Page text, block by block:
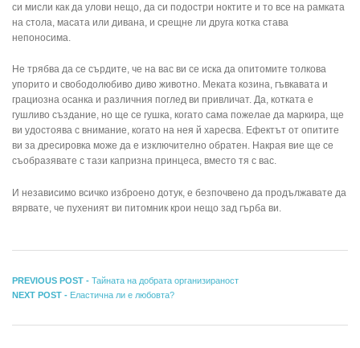
си мисли как да улови нещо, да си подостри ноктите и то все на рамката
на стола, масата или дивана, и срещне ли друга котка става
непоносима.
Не трябва да се сърдите, че на вас ви се иска да опитомите толкова
упорито и свободолюбиво диво животно. Меката козина, гъвкавата и
грациозна осанка и различния поглед ви привличат. Да, котката е
гушливо създание, но ще се гушка, когато сама пожелае да маркира, ще
ви удостоява с внимание, когато на нея й харесва. Ефектът от опитите
ви за дресировка може да е изключително обратен. Накрая вие ще се
съобразявате с тази капризна принцеса, вместо тя с вас.
И независимо всичко изброено дотук, е безпочвено да продължавате да
вярвате, че пухеният ви питомник крои нещо зад гърба ви.
Навигация
PREVIOUS POST - Previous
post:
Тайната на добрата организираност
NEXT POST - Next
Еластична ли е любовта?